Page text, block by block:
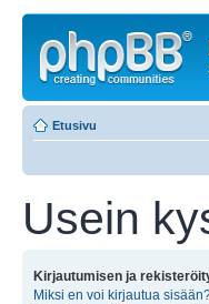
Etusivu
Usein
Kirjautumisen ja
Miksi en voi kirjautua